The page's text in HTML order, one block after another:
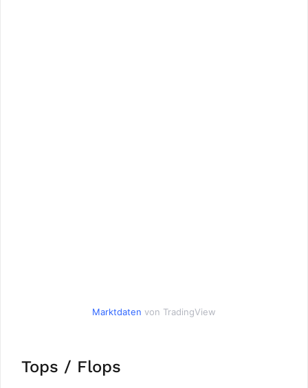
Marktdaten von TradingView
Tops / Flops